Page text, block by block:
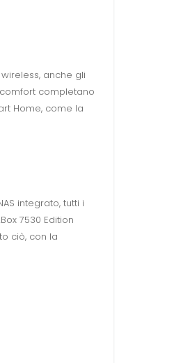
anche gli
completano
Home, come la
integrato, tutti i
7530 Edition
ciò, con la